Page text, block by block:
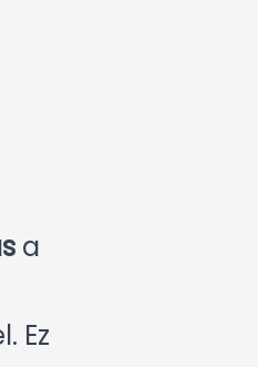
a
Ez